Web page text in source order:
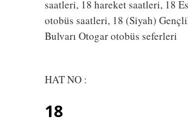
saatleri, 18 hareket saatleri, 18
otobüs saatleri, 18 (Siyah)
Bulvarı Otogar otobüs seferleri
HAT NO :
18